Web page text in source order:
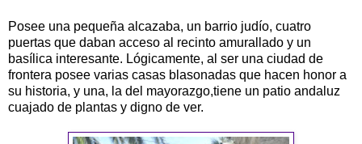
Posee una pequeña alcazaba, un barrio judío, cuatro
puertas que daban acceso al recinto amurallado y un
basílica interesante. Lógicamente, al ser una ciudad de
frontera posee varias casas blasonadas que hacen honor a
su historia, y una, la del mayorazgo,tiene un patio andaluz
cuajado de plantas y digno de ver.